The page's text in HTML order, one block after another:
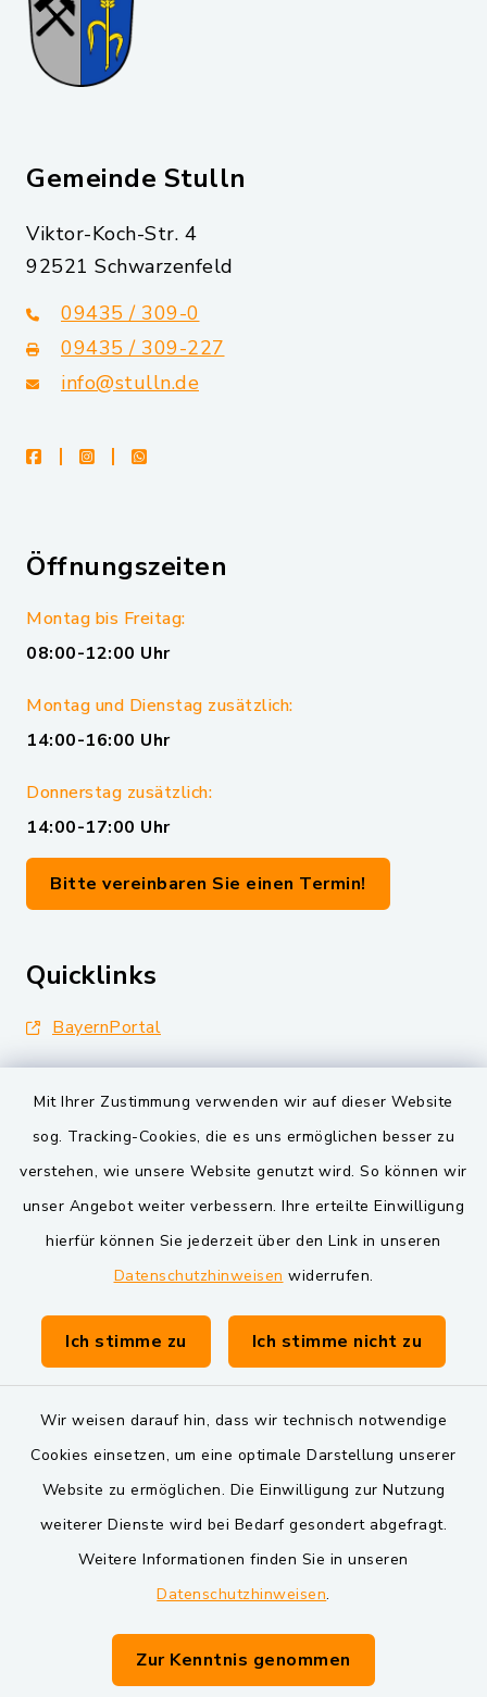
Mit Ihrer Zustimmung verwenden wir auf dieser Website
sog. Tracking-Cookies, die es uns ermöglichen besser zu
verstehen, wie unsere Website genutzt wird. So können wir
unser Angebot weiter verbessern. Ihre erteilte Einwilligung
hierfür können Sie jederzeit über den Link in unseren
Datenschutzhinweisen widerrufen.
Ich stimme zu Ich stimme nicht zu
Wir weisen darauf hin, dass wir technisch notwendige
Cookies einsetzen, um eine optimale Darstellung unserer
Website zu ermöglichen. Die Einwilligung zur Nutzung
weiterer Dienste wird bei Bedarf gesondert abgefragt.
Weitere Informationen finden Sie in unseren
Datenschutzhinweisen.
Zur Kenntnis genommen
Gemeinde Stulln
Viktor-Koch-Str. 4
92521 Schwarzenfeld
09435 / 309-0
09435 / 309-227
info@stulln.de
facebookinstagramwhatsapp
Öffnungszeiten
Montag bis Freitag:
08:00-12:00 Uhr
Montag und Dienstag zusätzlich:
14:00-16:00 Uhr
Donnerstag zusätzlich:
14:00-17:00 Uhr
Bitte vereinbaren Sie einen Termin!
Quicklinks
BayernPortal
Landkreis Schwandorf
VG und Gemeinden
Markt Schwarzenfeld
Gemeinde Schwarzach bei Nabburg
Verwaltungsgemeinschaft Schwarzenfeld
Barrierefreiheit
Impressum